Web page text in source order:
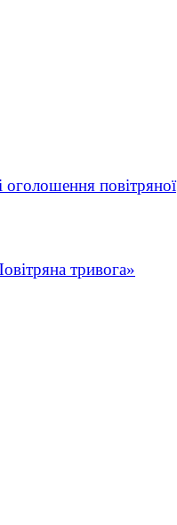
повітряної
тривога»